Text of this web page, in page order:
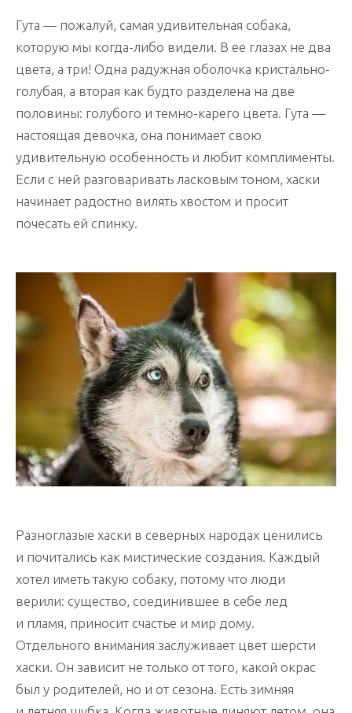
Гута — пожалуй, самая удивительная собака,
которую мы когда-либо видели. В ее глазах не два
цвета, а три! Одна радужная оболочка кристально-
голубая, а вторая как будто разделена на две
половины: голубого и темно-карего цвета. Гута —
настоящая девочка, она понимает свою
удивительную особенность и любит комплименты.
Если с ней разговаривать ласковым тоном, хаски
начинает радостно вилять хвостом и просит
почесать ей спинку.
Разноглазые хаски в северных народах ценились
и почитались как мистические создания. Каждый
хотел иметь такую собаку, потому что люди
верили: существо, соединившее в себе лед
и пламя, приносит счастье и мир дому.
Отдельного внимания заслуживает цвет шерсти
хаски. Он зависит не только от того, какой окрас
был у родителей, но и от сезона. Есть зимняя